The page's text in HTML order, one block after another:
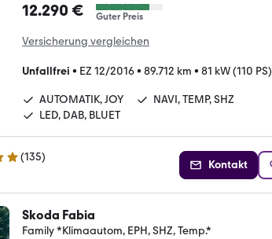
12.290 € Guter Preis
Versicherung vergleichen
Unfallfrei • EZ 12/2016• 89.712 km • 81 kW (110 PS)
AUTOMATIK, JOY
NAVI, TEMP, SHZ
LED, DAB, BLUET
(135)
Kontakt
Skoda Fabia
Family *Klimaautom, EPH, SHZ, Temp.*